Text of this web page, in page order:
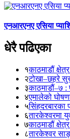
एनआरएनए एसिया
धेरै पढिएका
१काठमाडौं
२टोखा–छहरे
३काठमाडौं–७
४एमालेको
५सिंहदरबारका
६तारकेश्वरमा
७काठमाडौं
८तारकेश्वर